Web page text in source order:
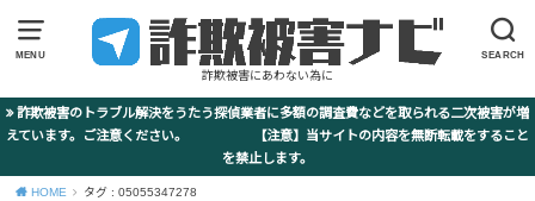
MENU SEARCH
詐欺被害にあわない為に
詐欺被害のトラブル解決をうたう探偵業者に多額の調査費などを取られる二次被害が増
えています。ご注意ください。 【注意】当サイトの内容を無断転載をすること
を禁止します。
HOME タグ : 05055347278